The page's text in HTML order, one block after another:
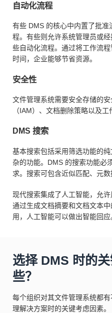
自动化流程
有些 DMS 的核心中内置了批
程。有些则允许系统管理员或
些自动化流程。通过将工作流
时间，企业能够节省资源。
安全性
文件管理系统需要安全存储的
（IAM）、文档删除策略以及
DMS 搜索
基本搜索包括采用筛选功能的
杂的功能。DMS 的搜索功能必
求。搜索可包含近似匹配、元
现代搜索集成了人工智能，允许
通过生成文档摘要和文档文本
用，人工智能可以做出智能回应
选择 DMS 时的
些？
每个组织对其文件管理系统都
理解决方案时的关键考虑因素。